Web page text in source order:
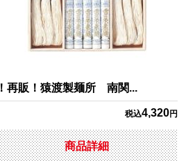
！再販！猿渡製麺所 南関...
税込4,320円
商品詳細